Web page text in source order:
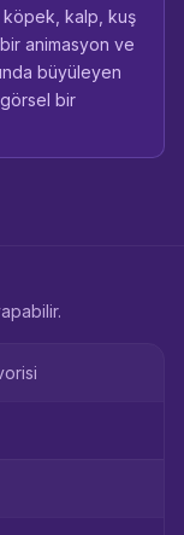
köpek, kalp, kuş
animasyon ve
büyüleyen
bir